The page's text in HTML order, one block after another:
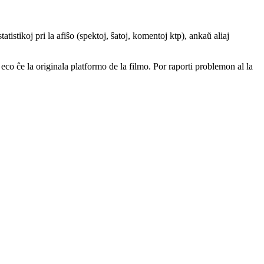
pri la afiŝo (spektoj, ŝatoj, komentoj ktp), ankaŭ aliaj
ĉe la originala platformo de la filmo. Por raporti problemon al la